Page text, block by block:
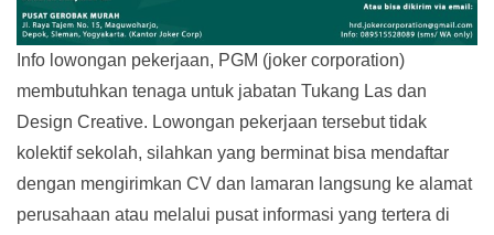
Info lowongan pekerjaan, PGM (joker corporation)
membutuhkan tenaga untuk jabatan Tukang Las dan
Design Creative. Lowongan pekerjaan tersebut tidak
kolektif sekolah, silahkan yang berminat bisa mendaftar
dengan mengirimkan CV dan lamaran langsung ke alamat
perusahaan atau melalui pusat informasi yang tertera di